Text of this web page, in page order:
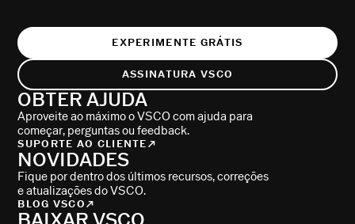
EXPERIMENTE GRÁTIS
ASSINATURA VSCO
OBTER AJUDA
Aproveite ao máximo o VSCO com ajuda para
começar, perguntas ou feedback.
SUPORTE AO CLIENTE
NOVIDADES
Fique por dentro dos últimos recursos, correções
e atualizações do VSCO.
BLOG VSCO
BAIXAR VSCO